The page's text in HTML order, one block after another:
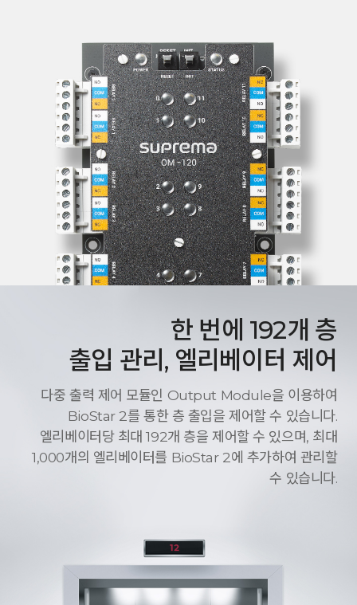
한 번에 192개 층
출입 관리, 엘리베이터 제어
다중 출력 제어 모듈인 Output Module을 이용하여
BioStar 2를 통한 층 출입을 제어할 수 있습니다.
엘리베이터당 최대 192개 층을 제어할 수 있으며, 최대
1,000개의 엘리베이터를 BioStar 2에 추가하여 관리할
수 있습니다.